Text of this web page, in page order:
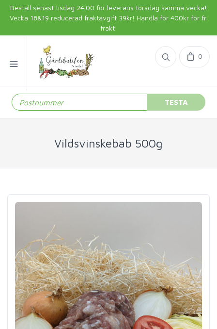
Beställ senast tisdag 24.00 för leverans torsdag samma vecka!
Vecka 18&19 reducerad fraktavgift 39kr! Handla för 400kr för fri
frakt!
0
TESTA
Vildsvinskebab 500g